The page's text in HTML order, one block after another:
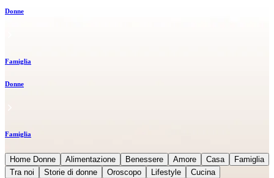
Donne
Famiglia
Donne
Famiglia
Home Donne Alimentazione Benessere Amore Casa
Famiglia
Tra noi
Storie di donne Oroscopo Lifestyle Cucina